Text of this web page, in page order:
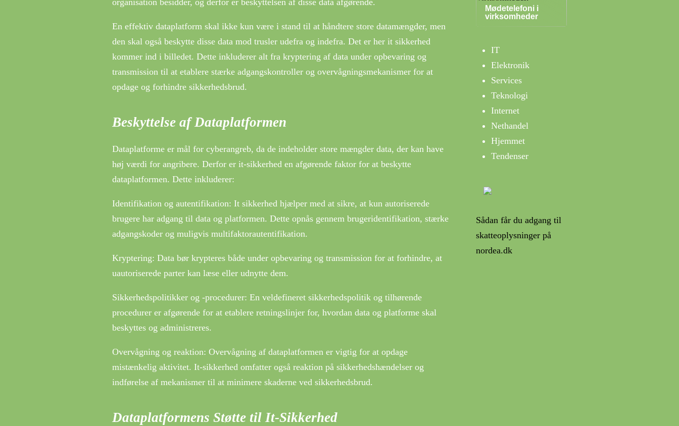
En effektiv dataplatform skal ikke kun være i stand til at håndtere store datamængder, men
den skal også beskytte disse data mod trusler udefra og indefra. Det er her it sikkerhed
kommer ind i billedet. Dette inkluderer alt fra kryptering af data under opbevaring og
transmission til at etablere stærke adgangskontroller og overvågningsmekanismer for at
opdage og forhindre sikkerhedsbrud.
Beskyttelse af Dataplatformen
Dataplatforme er mål for cyberangreb, da de indeholder store mængder data, der kan have
høj værdi for angribere. Derfor er it-sikkerhed en afgørende faktor for at beskytte
dataplatformen. Dette inkluderer:
Identifikation og autentifikation: It sikkerhed hjælper med at sikre, at kun autoriserede
brugere har adgang til data og platformen. Dette opnås gennem brugeridentifikation, stærke
adgangskoder og muligvis multifaktorautentifikation.
Kryptering: Data bør krypteres både under opbevaring og transmission for at forhindre, at
uautoriserede parter kan læse eller udnytte dem.
Sikkerhedspolitikker og -procedurer: En veldefineret sikkerhedspolitik og tilhørende
procedurer er afgørende for at etablere retningslinjer for, hvordan data og platforme skal
beskyttes og administreres.
Overvågning og reaktion: Overvågning af dataplatformen er vigtig for at opdage
mistænkelig aktivitet. It-sikkerhed omfatter også reaktion på sikkerhedshændelser og
indførelse af mekanismer til at minimere skaderne ved sikkerhedsbrud.
Dataplatformens Støtte til It-Sikkerhed
Mødetelefoni i
virksomheder
IT
Elektronik
Services
Teknologi
Internet
Nethandel
Hjemmet
Tendenser
Sådan får du adgang til
skatteoplysninger på
nordea.dk